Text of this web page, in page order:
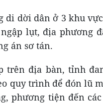
di dời dân ở 3 khu
lụt, địa phương
án sơ tán.
trên địa bàn, tỉnh
quy trình để đón lũ
phương tiện đến